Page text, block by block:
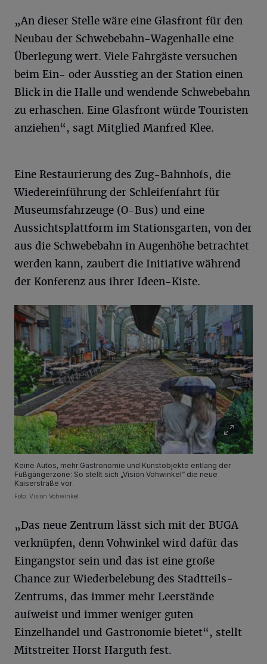
„An dieser Stelle wäre eine Glasfront für den
Neubau der Schwebebahn-Wagenhalle eine
Überlegung wert. Viele Fahrgäste versuchen
beim Ein- oder Ausstieg an der Station einen
Blick in die Halle und wendende Schwebebahn
zu erhaschen. Eine Glasfront würde Touristen
anziehen“, sagt Mitglied Manfred Klee.
Eine Restaurierung des Zug-Bahnhofs, die
Wiedereinführung der Schleifenfahrt für
Museumsfahrzeuge (O-Bus) und eine
Aussichtsplattform im Stationsgarten, von der
aus die Schwebebahn in Augenhöhe betrachtet
werden kann, zaubert die Initiative während
der Konferenz aus ihrer Ideen-Kiste.
Keine Autos, mehr Gastronomie und Kunstobjekte entlang der
Fußgängerzone: So stellt sich „Vision Vohwinkel“ die neue
Kaiserstraße vor.
Foto: Vision Vohwinkel
„Das neue Zentrum lässt sich mit der BUGA
verknüpfen, denn Vohwinkel wird dafür das
Eingangstor sein und das ist eine große
Chance zur Wiederbelebung des Stadtteils-
Zentrums, das immer mehr Leerstände
aufweist und immer weniger guten
Einzelhandel und Gastronomie bietet“, stellt
Mitstreiter Horst Harguth fest.